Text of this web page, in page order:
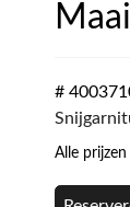
#
Alle